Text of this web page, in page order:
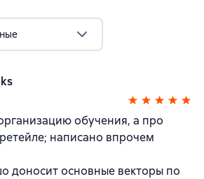
обучения, а про
написано впрочем
доносит основные векторы по